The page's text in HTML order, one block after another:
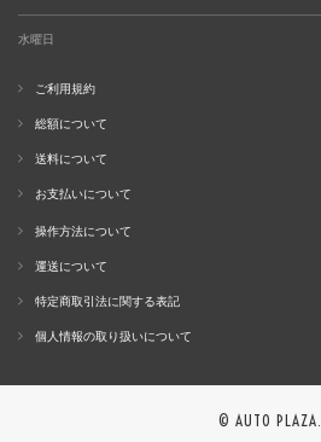
水曜日
ご利用規約
総額について
送料について
お支払いについて
操作方法について
運送について
特定商取引法に関する表記
個人情報の取り扱いについて
© AUTO PLAZA.